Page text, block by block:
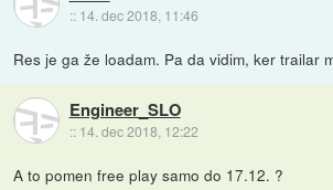
:: 14. dec 2018, 11:46
Res je ga že loadam. Pa da vidim, ker trailar
Engineer_SLO
:: 14. dec 2018, 12:22
A to pomen free play samo do 17.12. ?